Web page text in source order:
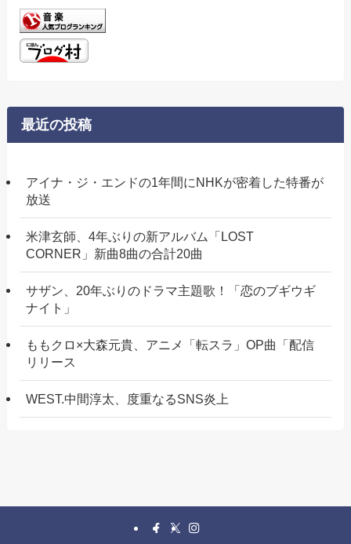
最近の投稿
アイナ・ジ・エンドの1年間にNHKが密着した特番が
放送
米津玄師、4年ぶりの新アルバム「LOST
CORNER」新曲8曲の合計20曲
サザン、20年ぶりのドラマ主題歌！「恋のブギウギ
ナイト」
ももクロ×大森元貴、アニメ「転スラ」OP曲「配信
リリース
WEST.中間淳太、度重なるSNS炎上